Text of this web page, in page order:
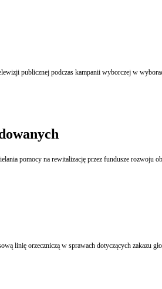
publicznej podczas kampanii wyborczej w
pomocy na rewitalizację przez fundusze rozwoju
linię orzeczniczą w sprawach dotyczących zakazu